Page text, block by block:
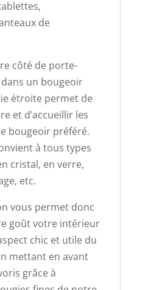
de
côté de porte-
un bougeoir
étroite permet de
et d’accueillir les
bougeoir préféré.
à tous types
cristal, en verre,
etc.
vous permet donc
goût votre intérieur
chic et utile du
mettant en avant
grâce à